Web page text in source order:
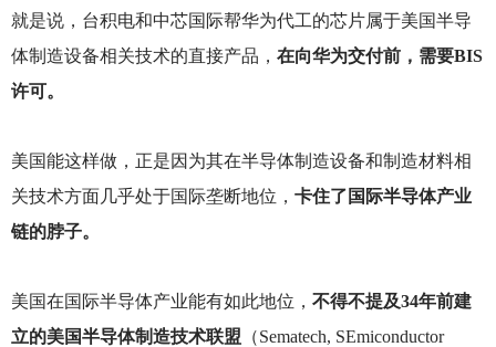
就是说，台积电和中芯国际帮华为代工的芯片属于美国半导
体制造设备相关技术的直接产品， 在向华为交付前，需要BIS
许可。
美国能这样做，正是因为其在半导体制造设备和制造材料相
关技术方面几乎处于国际垄断地位， 卡住了国际半导体产业
链的脖子。
美国在国际半导体产业能有如此地位， 不得不提及34年前建
立的美国半导体制造技术联盟 （Sematech, SEmiconductor